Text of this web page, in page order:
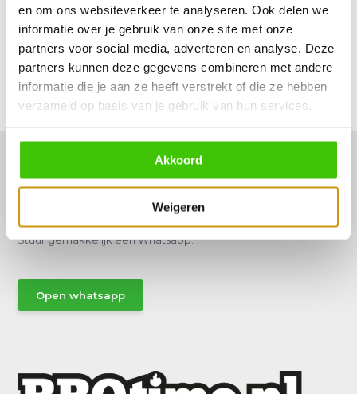
en om ons websiteverkeer te analyseren. Ook delen we
informatie over je gebruik van onze site met onze
partners voor social media, adverteren en analyse. Deze
partners kunnen deze gegevens combineren met andere
informatie die je aan ze heeft verstrekt of die ze hebben
verzameld op basis van je gebruik van hun services.
Akkoord
Weigeren
Specificaties
Reviews
Delen
Hulp of advies nodig?
Stuur gemakkelijk een Whatsapp.
Open whatsapp